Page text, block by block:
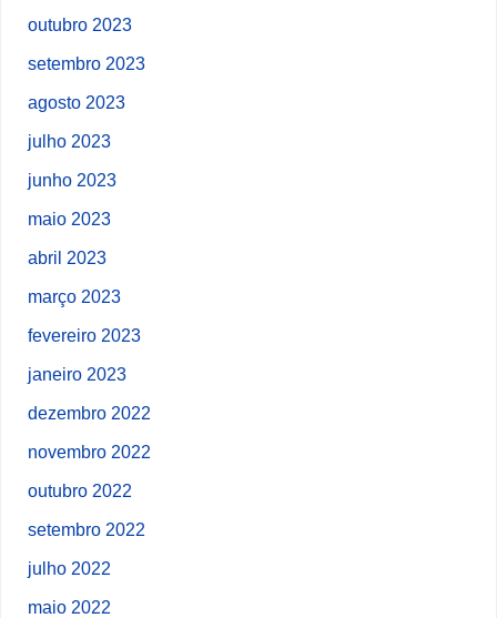
outubro 2023
setembro 2023
agosto 2023
julho 2023
junho 2023
maio 2023
abril 2023
março 2023
fevereiro 2023
janeiro 2023
dezembro 2022
novembro 2022
outubro 2022
setembro 2022
julho 2022
maio 2022